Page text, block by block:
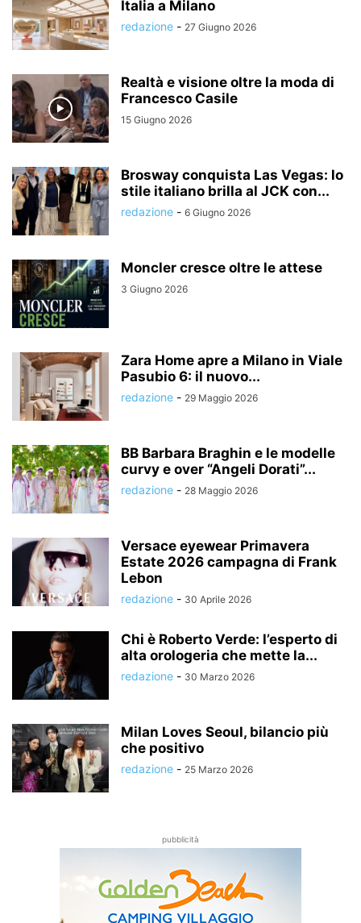
Italia a Milano
redazione - 27 Giugno 2026
Realtà e visione oltre la moda di
Francesco Casile
15 Giugno 2026
Brosway conquista Las Vegas: lo
stile italiano brilla al JCK con...
redazione - 6 Giugno 2026
Moncler cresce oltre le attese
3 Giugno 2026
Zara Home apre a Milano in Viale
Pasubio 6: il nuovo...
redazione - 29 Maggio 2026
BB Barbara Braghin e le modelle
curvy e over “Angeli Dorati”...
redazione - 28 Maggio 2026
Versace eyewear Primavera
Estate 2026 campagna di Frank
Lebon
redazione - 30 Aprile 2026
Chi è Roberto Verde: l’esperto di
alta orologeria che mette la...
redazione - 30 Marzo 2026
Milan Loves Seoul, bilancio più
che positivo
redazione - 25 Marzo 2026
pubblicità